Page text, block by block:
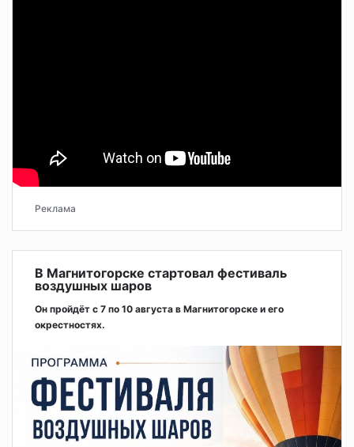
Реклама
В Магнитогорске стартовал фестиваль
воздушных шаров
Он пройдёт с 7 по 10 августа в Магнитогорске и его
окрестностях.